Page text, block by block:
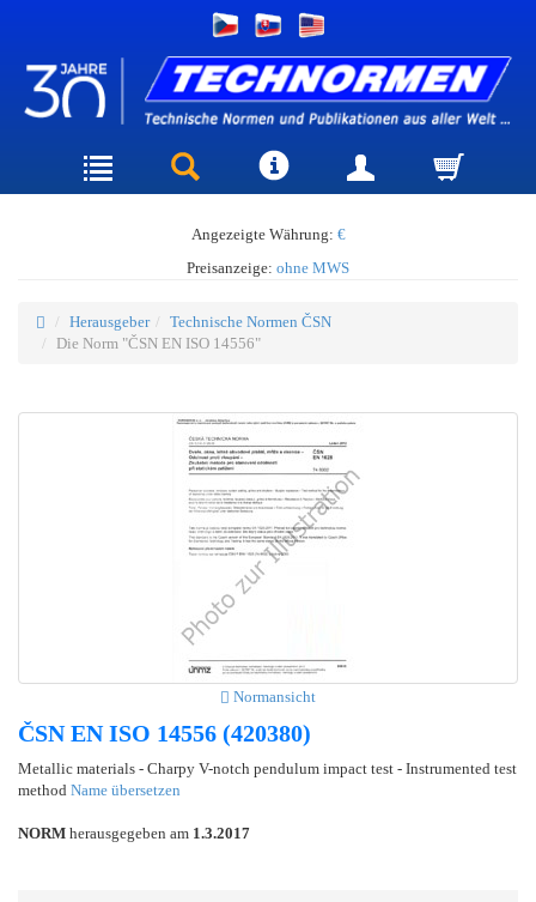
Angezeigte Währung: €
Preisanzeige: ohne MWS
Herausgeber
Technische Normen ČSN
Die Norm "ČSN EN ISO 14556"
Normansicht
ČSN EN ISO 14556 (420380)
Metallic materials - Charpy V-notch pendulum impact test - Instrumented test
method Name übersetzen
NORM herausgegeben am 1.3.2017